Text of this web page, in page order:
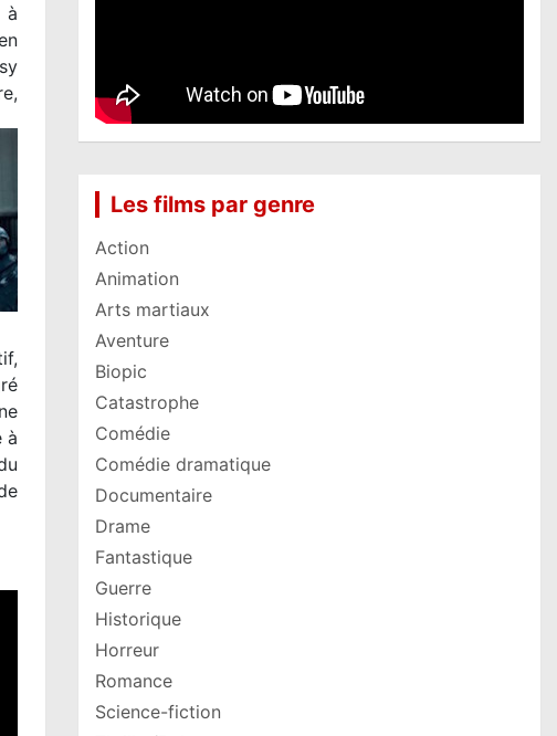
à
à
Les films par genre
Action
Animation
Arts martiaux
Aventure
Biopic
Catastrophe
Comédie
Comédie dramatique
Documentaire
Drame
Fantastique
Guerre
Historique
Horreur
Romance
Science-fiction